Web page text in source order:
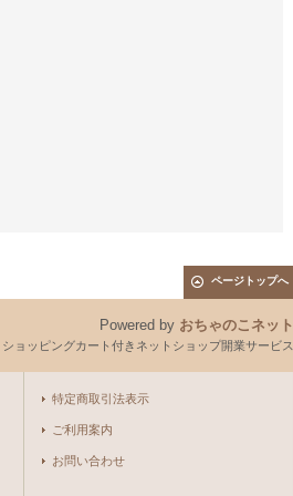
ページトップへ
Powered by おちゃのこネット
ョッピングカート付きネットショップ開業サービス
特定商取引法表示
ご利用案内
お問い合わせ